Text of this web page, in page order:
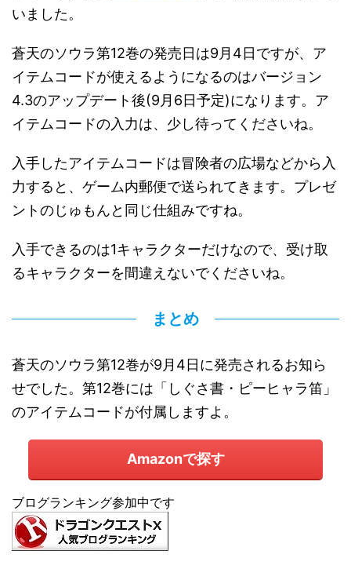
いました。
蒼天のソウラ第12巻の発売日は9月4日ですが、ア
イテムコードが使えるようになるのはバージョン
4.3のアップデート後(9月6日予定)になります。ア
イテムコードの入力は、少し待ってくださいね。
入手したアイテムコードは冒険者の広場などから入
力すると、ゲーム内郵便で送られてきます。プレゼ
ントのじゅもんと同じ仕組みですね。
入手できるのは1キャラクターだけなので、受け取
るキャラクターを間違えないでくださいね。
まとめ
蒼天のソウラ第12巻が9月4日に発売されるお知ら
せでした。第12巻には「しぐさ書・ピーヒャラ笛」
のアイテムコードが付属しますよ。
Amazonで探す
ブログランキング参加中です